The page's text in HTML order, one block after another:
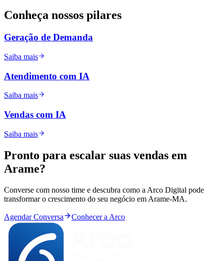
Conheça nossos pilares
Geração de Demanda
Saiba mais
Atendimento com IA
Saiba mais
Vendas com IA
Saiba mais
Pronto para escalar suas vendas em
Arame?
Converse com nosso time e descubra como a Arco Digital pode
transformar o crescimento do seu negócio em Arame-MA.
Agendar Conversa Conhecer a Arco